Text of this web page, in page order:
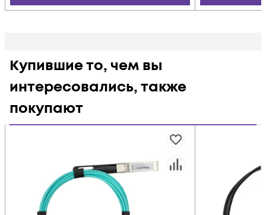
Купившие то, чем вы
интересовались, также
покупают